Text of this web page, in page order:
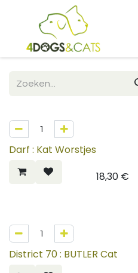
Overslaan naar inhoud
Darf : Kat Worstjes
18,30€
District 70 : BUTLER Cat